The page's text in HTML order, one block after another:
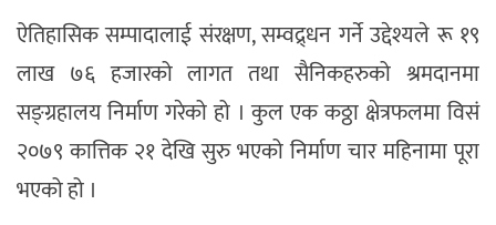
ऐतिहासिक सम्पादालाई संरक्षण, सम्वद्र्धन गर्ने उद्देश्यले रू १९
लाख ७६ हजारको लागत तथा सैनिकहरुको श्रमदानमा
सङ्ग्रहालय निर्माण गरेको हो । कुल एक कठ्ठा क्षेत्रफलमा विसं
२०७९ कात्तिक २१ देखि सुरु भएको निर्माण चार महिनामा पूरा
भएको हो ।